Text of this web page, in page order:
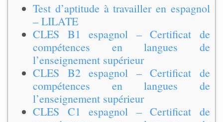
Test d’aptitude à travailler en espagnol
– LILATE
CLES B1 espagnol – Certificat de
compétences en langues de
l’enseignement supérieur
CLES B2 espagnol – Certificat de
compétences en langues de
l’enseignement supérieur
CLES C1 espagnol – Certificat de